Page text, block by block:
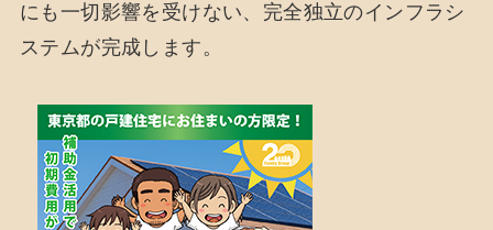
にも一切影響を受けない、完全独立のインフラシ
ステムが完成します。